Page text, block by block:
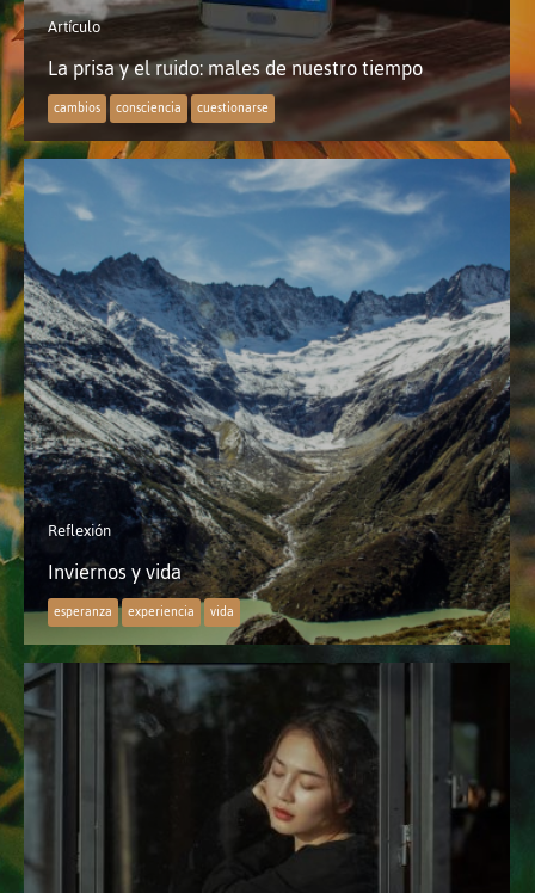
Artículo
La prisa y el ruido: males de nuestro tiempo
cambios consciencia cuestionarse
Reflexión
Inviernos y vida
esperanza experiencia vida